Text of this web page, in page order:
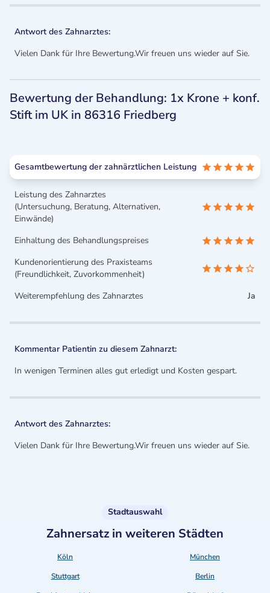
Antwort des Zahnarztes:
Vielen Dank für Ihre Bewertung.Wir freuen uns wieder auf Sie.
Bewertung der Behandlung: 1x Krone + konf.
Stift im UK in 86316 Friedberg
Gesamtbewertung der zahnärztlichen Leistung
Leistung des Zahnarztes
(Untersuchung, Beratung, Alternativen,
Einwände)
Einhaltung des Behandlungspreises
Kundenorientierung des Praxisteams
(Freundlichkeit, Zuvorkommenheit)
Weiterempfehlung des Zahnarztes
Ja
Kommentar Patientin zu diesem Zahnarzt:
In wenigen Terminen alles gut erledigt und Kosten gespart.
Antwort des Zahnarztes:
Vielen Dank für Ihre Bewertung.Wir freuen uns wieder auf Sie.
Stadtauswahl
Zahnersatz in weiteren Städten
Köln
München
Stuttgart
Berlin